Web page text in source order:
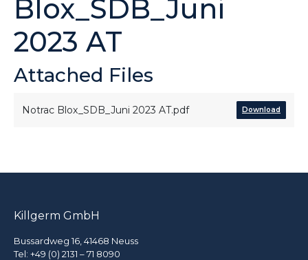
Blox_SDB_Juni
2023 AT
Attached Files
Notrac Blox_SDB_Juni 2023 AT.pdf Download
Killgerm GmbH
Bussardweg 16, 41468 Neuss
Tel: +49 (0) 2131 – 71 8090